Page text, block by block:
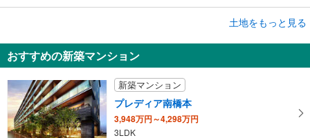
相模原市緑区若柳
未定
建物面積 -
土地をもっと見る
おすすめの新築マンション
新築マンション
プレディア南橋本
3,948万円～4,298万円
3LDK